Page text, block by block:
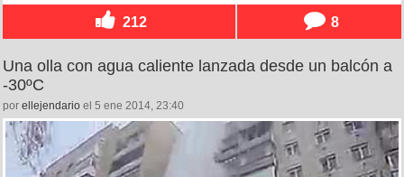
212 8
Una olla con agua caliente lanzada desde un balcón a
-30ºC
por ellejendario el 5 ene 2014, 23:40